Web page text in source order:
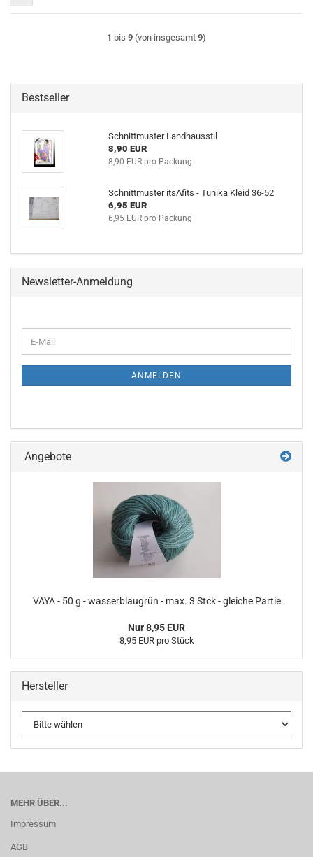
1 bis 9 (von insgesamt 9)
Bestseller
Schnittmuster Landhausstil
8,90 EUR
8,90 EUR pro Packung
Schnittmuster itsAfits - Tunika Kleid 36-52
6,95 EUR
6,95 EUR pro Packung
Newsletter-Anmeldung
ZUR
E-
Mail
ANMELDEN
Angebote
VAYA - 50 g - wasserblaugrün - max. 3 Stck - gleiche Partie
Nur 8,95 EUR
8,95 EUR pro Stück
Hersteller
MEHR ÜBER...
Impressum
AGB